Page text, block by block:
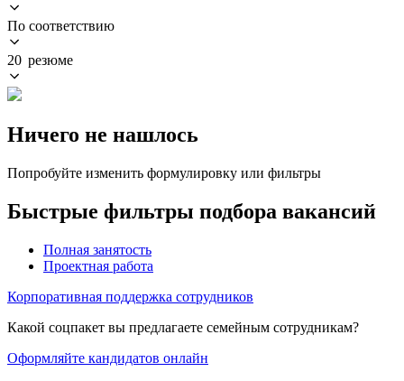
По соответствию
20 резюме
Ничего не нашлось
Попробуйте изменить формулировку или фильтры
Быстрые фильтры подбора вакансий
Полная занятость
Проектная работа
Корпоративная поддержка сотрудников
Какой соцпакет вы предлагаете семейным сотрудникам?
Оформляйте кандидатов онлайн